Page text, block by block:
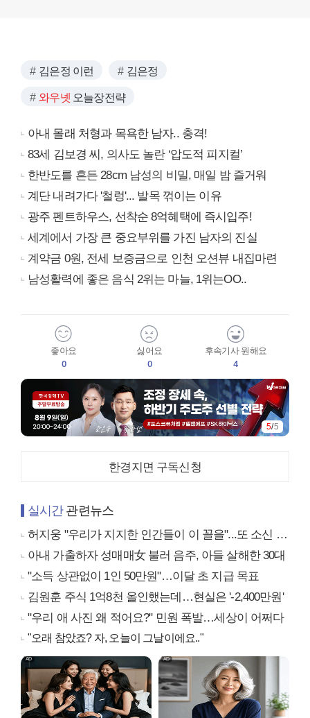
김은정 이런 김은정
와우넷 오늘장전략
아내 몰래 처형과 목욕한 남자.. 충격!
83세 김보경 씨, 의사도 놀란 ‘압도적 피지컬’
한반도를 흔든 28cm 남성의 비밀, 매일 밤 즐거워
계단 내려가다 '철렁'... 발목 꺾이는 이유
광주 펜트하우스, 선착순 8억혜택에 즉시입주!
세계에서 가장 큰 중요부위를 가진 남자의 진실
계약금 0원, 전세 보증금으로 인천 오션뷰 내집마련
남성활력에 좋은 음식 2위는 마늘, 1위는OO..
좋아요
0
싫어요
0
후속기사 원해요
4
5/5
한경지면 구독신청
실시간관련뉴스
허지웅 "우리가 지지한 인간들이 이 꼴을"...또 소신 발언
아내 가출하자 성매매女 불러 음주, 아들 살해한 30대
"소득 상관없이 1인 50만원"…이달 초 지급 목표
김원훈 주식 1억8천 올인했는데…현실은 '-2,400만원'
"우리 애 사진 왜 적어요?" 민원 폭발…세상이 어쩌다
"오래 참았죠? 자, 오늘이 그날이에요.."